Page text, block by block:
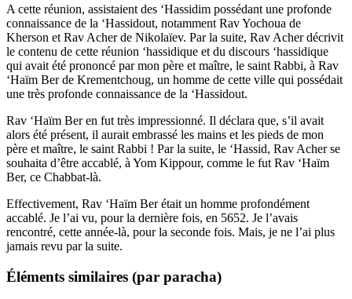
A cette réunion, assistaient des ‘Hassidim possédant une profonde
connaissance de la ‘Hassidout, notamment Rav Yochoua de
Kherson et Rav Acher de Nikolaïev. Par la suite, Rav Acher décrivit
le contenu de cette réunion ‘hassidique et du discours ‘hassidique
qui avait été prononcé par mon père et maître, le saint Rabbi, à Rav
‘Haïm Ber de Krementchoug, un homme de cette ville qui possédait
une très profonde connaissance de la ‘Hassidout.
Rav ‘Haïm Ber en fut très impressionné. Il déclara que, s’il avait
alors été présent, il aurait embrassé les mains et les pieds de mon
père et maître, le saint Rabbi ! Par la suite, le ‘Hassid, Rav Acher se
souhaita d’être accablé, à Yom Kippour, comme le fut Rav ‘Haïm
Ber, ce Chabbat-là.
Effectivement, Rav ‘Haïm Ber était un homme profondément
accablé. Je l’ai vu, pour la dernière fois, en 5652. Je l’avais
rencontré, cette année-là, pour la seconde fois. Mais, je ne l’ai plus
jamais revu par la suite.
Éléments similaires (par paracha)